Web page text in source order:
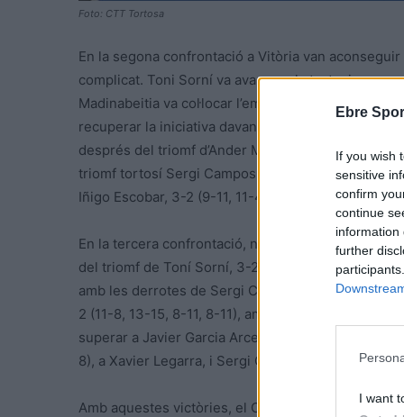
Ebre
If you wish
sensitive
confirm
continue
information
further
I want
Foto: CTT Tortosa
En la segona confrontació a Vitòria van
complicat. Toni Sorní va avançar als tortosins,
Madinabeitia va col·locar l’empat, imposant-se a
recuperar la iniciativa davant Iñigo Escobar, 3-0
després del triomf d’Ander Madinabeitia davant
triomf tortosí Sergi Campos davant Pablo
Iñigo Escobar, 3-2 (9-11, 11-4, 10-12, 11-6,12-10).
En la tercera confrontació, nova victòria tortosina,
del triomf de Toní Sorní, 3-2 (12-10, 13-11, 7-11,
amb les derrotes de Sergi Campos, 1-3 (11-8, 6-
2 (11-8, 13-15, 8-11, 8-11), amb Enrique Irineu.
superar a Javier Garcia Arce, 3-2 (6-11, 11-5, 11-9,
8), a Xavier Legarra, i Sergi Campos, 3-1 (6-11, 11-
Amb aquestes victòries, el CTT Tortosa s’ha